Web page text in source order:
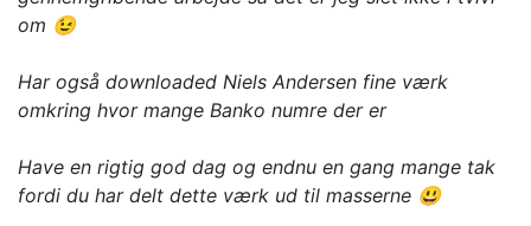
om 😉
Har også downloaded Niels Andersen fine værk
omkring hvor mange Banko numre der er
Have en rigtig god dag og endnu en gang mange tak
fordi du har delt dette værk ud til masserne 😃